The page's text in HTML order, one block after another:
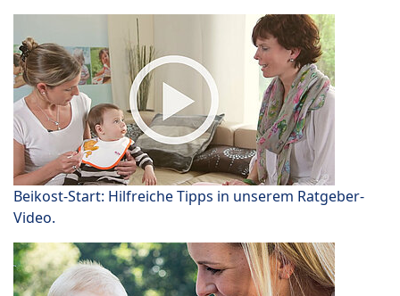
Beikost-Start: Hilfreiche Tipps in unserem Ratgeber-
Video.